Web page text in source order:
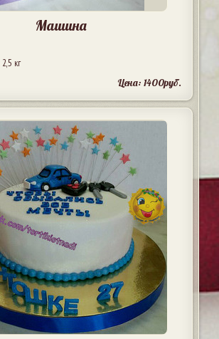
Машина
кг
Цена: 1400руб.